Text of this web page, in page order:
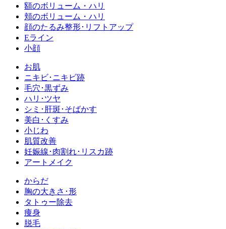
額のボリューム・ハリ
頬のボリューム・ハリ
顔のたるみ整形･リフトアップ
Eライン
小顔
お肌
ニキビ･ニキビ跡
毛穴･黒ずみ
ハリ･ツヤ
シミ･肝斑･そばかす
美白･くすみ
小じわ
肌質改善
妊娠線･肉割れ･リスカ跡
アートメイク
からだ
胸の大きさ･形
タトゥー除去
痩身
脱毛